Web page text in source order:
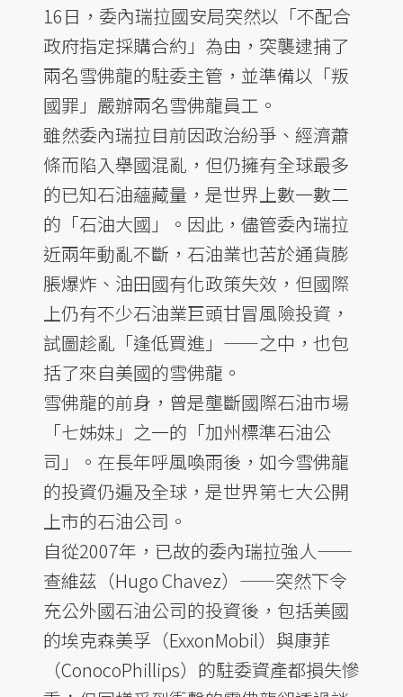
16日，委內瑞拉國安局突然以「不配合
政府指定採購合約」為由，突襲逮捕了
兩名雪佛龍的駐委主管，並準備以「叛
國罪」嚴辦兩名雪佛龍員工。
雖然委內瑞拉目前因政治紛爭、經濟蕭
條而陷入舉國混亂，但仍擁有全球最多
的已知石油蘊藏量，是世界上數一數二
的「石油大國」。因此，儘管委內瑞拉
近兩年動亂不斷，石油業也苦於通貨膨
脹爆炸、油田國有化政策失效，但國際
上仍有不少石油業巨頭甘冒風險投資，
試圖趁亂「逢低買進」——之中，也包
括了來自美國的雪佛龍。
雪佛龍的前身，曾是壟斷國際石油市場
「七姊妹」之一的「加州標準石油公
司」。在長年呼風喚雨後，如今雪佛龍
的投資仍遍及全球，是世界第七大公開
上市的石油公司。
自從2007年，已故的委內瑞拉強人——
查維茲（Hugo Chavez）——突然下令
充公外國石油公司的投資後，包括美國
的埃克森美孚（ExxonMobil）與康菲
（ConocoPhillips）的駐委資產都損失慘